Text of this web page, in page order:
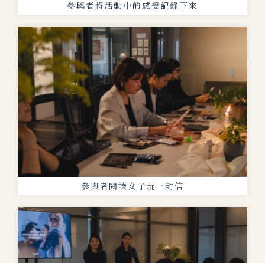
參與者將活動中的感受記錄下來
參與者閱讀女子玩一封信